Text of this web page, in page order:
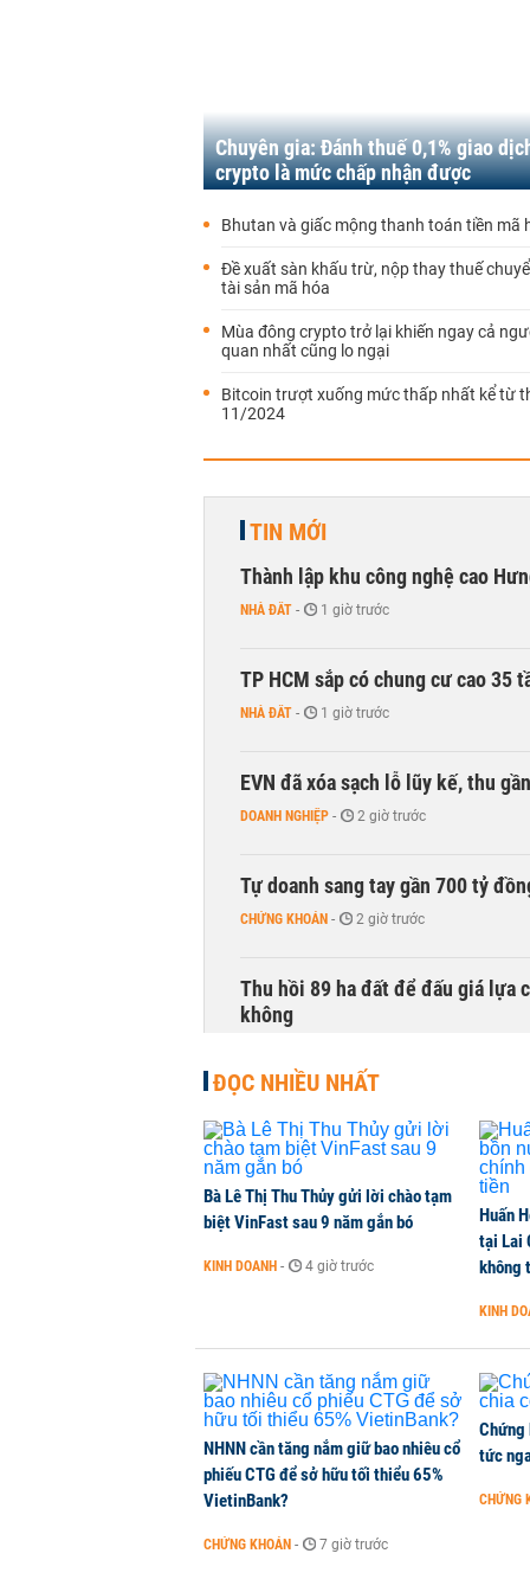
Chuyên gia: Đánh thuế 0,1% giao
crypto là mức chấp nhận được
Bhutan và giấc mộng thanh toán tiền mã
Đề xuất sàn khấu trừ, nộp thay thuế
tài sản mã hóa
Mùa đông crypto trở lại khiến ngay cả
quan nhất cũng lo ngại
Bitcoin trượt xuống mức thấp nhất kể từ
11/2024
TIN MỚI
Thành lập khu công nghệ cao
NHÀ ĐẤT - 1 giờ trước
TP HCM sắp có chung cư cao 35
NHÀ ĐẤT - 1 giờ trước
EVN đã xóa sạch lỗ lũy kế, thu
DOANH NGHIỆP - 2 giờ trước
Tự doanh sang tay gần 700 tỷ
CHỨNG KHOÁN - 2 giờ trước
Thu hồi 89 ha đất để đấu giá lựa
không
Dòng tiền ngoại bất ngờ trở lại
CHỨNG KHOÁN 3 giờ trước
Kiến nghị đưa người bán hàng
TikToker Khánh Sky, Vua Quạt,
ĐỌC NHIỀU NHẤT
Bà Lê Thị Thu Thủy gửi lời chào tạm
biệt VinFast sau 9 năm gắn bó
KINH DOANH - 4 giờ trước
Huấn
tại Lai
không
KINH
NHNN cần tăng nắm giữ bao nhiêu cổ
phiếu CTG để sở hữu tối thiểu 65%
VietinBank?
CHỨNG KHOÁN - 7 giờ trước
Chứng
tức
CHỨNG